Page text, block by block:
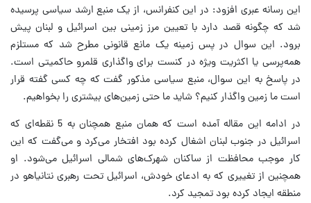
این رسانه عبری افزود: در این کنفرانس، از یک منبع ارشد سیاسی پرسیده
شد که چگونه قصد دارد با تعیین مرز زمینی بین اسرائیل و لبنان پیش
برود. این سوال در پس زمینه یک مانع قانونی مطرح شد که مستلزم
همه‌پرسی یا اکثریت ویژه در کنست برای واگذاری قلمرو حاکمیتی است.
در پاسخ به این سوال، منبع سیاسی مذکور گفت که چه کسی گفته قرار
است ما زمین واگذار کنیم؟ شاید ما حتی زمین‌های بیشتری را بخواهیم.
در ادامه این مقاله آمده است که همان منبع همچنان به 5 نقطه‌ای که
اسرائیل در جنوب لبنان اشغال کرده بود افتخار می‌کرد و می‌گفت که این
کار موجب محافظت از ساکنان شهرک‌های شمالی اسرائیل می‌شود. او
همچنین از تغییری که به ادعای خودش، اسرائیل تحت رهبری نتانیاهو در
منطقه ایجاد کرده بود تمجید کرد.